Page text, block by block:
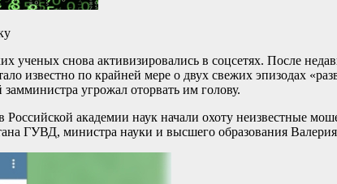
снова активизировались в соцсетях. После
известно по крайней мере о двух свежих эпизодах
угрожал оторвать им голову.
академии наук начали охоту неизвестные
ГУВД, министра науки и высшего образования